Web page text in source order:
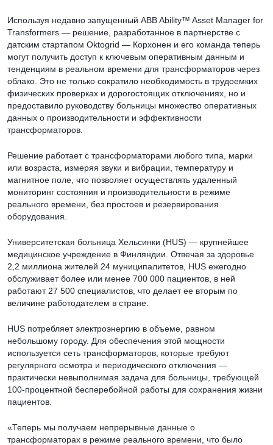
Используя недавно запущенный ABB Ability™ Asset Manager for
Transformers — решение, разработанное в партнерстве с
датским стартапом Oktogrid — Корхонен и его команда теперь
могут получить доступ к ключевым оперативным данным и
тенденциям в реальном времени для трансформаторов через
облако. Это не только сократило необходимость в трудоемких
физических проверках и дорогостоящих отключениях, но и
предоставило руководству больницы множество оперативных
данных о производительности и эффективности
трансформаторов.
Решение работает с трансформаторами любого типа, марки
или возраста, измеряя звуки и вибрации, температуру и
магнитное поле, что позволяет осуществлять удаленный
мониторинг состояния и производительности в режиме
реального времени, без простоев и резервирования
оборудования.
Университетская больница Хельсинки (HUS) — крупнейшее
медицинское учреждение в Финляндии. Отвечая за здоровье
2,2 миллиона жителей 24 муниципалитетов, HUS ежегодно
обслуживает более или менее 700 000 пациентов, в ней
работают 27 500 специалистов, что делает ее вторым по
величине работодателем в стране.
HUS потребляет электроэнергию в объеме, равном
небольшому городу. Для обеспечения этой мощности
используется сеть трансформаторов, которые требуют
регулярного осмотра и периодического отключения —
практически невыполнимая задача для больницы, требующей
100-процентной бесперебойной работы для сохранения жизни
пациентов.
«Теперь мы получаем непрерывные данные о
трансформаторах в режиме реального времени, что было